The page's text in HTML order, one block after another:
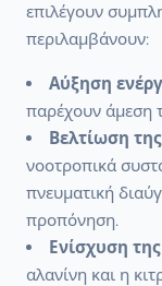
επιλέγουν
περιλαμβάνουν:
Αύξηση
παρέχουν άμεση
Βελτίωση
νοοτροπικά
πνευματική
προπόνηση.
Ενίσχυση
αλανίνη και η